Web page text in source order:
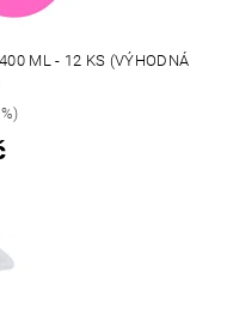
ML - 12 KS (VÝHODNÁ